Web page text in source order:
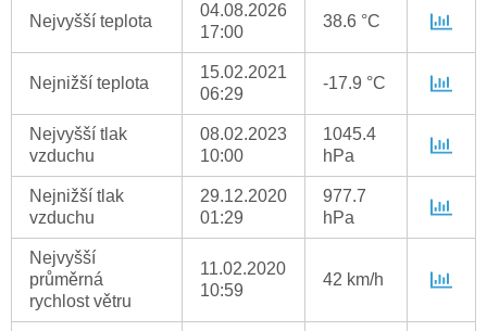
Nejvyšší teplota
04.08.2026
17:00
38.6 °C
Nejnižší teplota
15.02.2021
06:29
-17.9 °C
Nejvyšší tlak
vzduchu
08.02.2023
10:00
1045.4
hPa
Nejnižší tlak
vzduchu
29.12.2020
01:29
977.7
hPa
Nejvyšší
průměrná
rychlost větru
11.02.2020
10:59
42 km/h